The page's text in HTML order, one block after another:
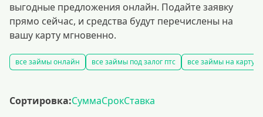
выгодные предложения онлайн. Подайте заявку
прямо сейчас, и средства будут перечислены на
вашу карту мгновенно.
все займы онлайн все займы под залог птс все займы на карту
Сортировка:СуммаСрокСтавка